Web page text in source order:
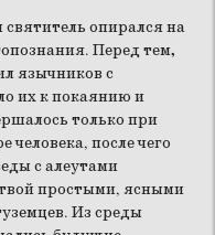
опирался на
Перед тем,
язычников с
их к покаянию и
только при
человека, после чего
с алеутами
простыми, ясными
Из среды